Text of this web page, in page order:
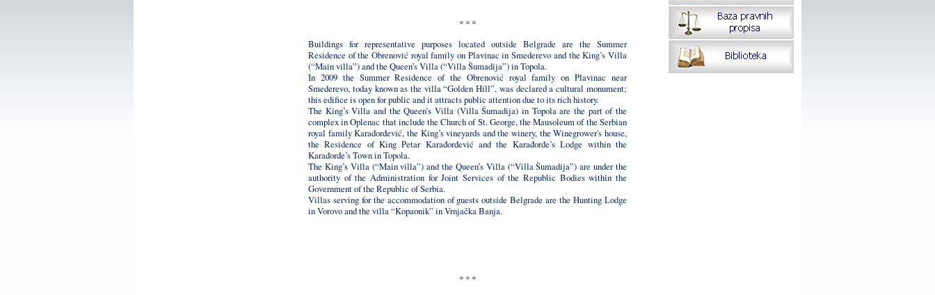
* * *
Buildings for representative purposes located outside Belgrade are the Summer
Residence of the Obrenović royal family on Plavinac in Smederevo and the King’s Villa
(“Main villa”) and the Queen’s Villa (“Villa Šumadija”) in Topola.
In 2009 the Summer Residence of the Obrenović royal family on Plavinac near
Smederevo, today known as the villa “Golden Hill”, was declared a cultural monument;
this edifice is open for public and it attracts public attention due to its rich history.
The King’s Villa and the Queen’s Villa (Villa Šumadija) in Topola are the part of the
complex in Oplenac that include the Church of St. George, the Mausoleum of the Serbian
royal family Karađorđević, the King’s vineyards and the winery, the Winegrower's house,
the Residence of King Petar Karađorđević and the Karađorđe’s Lodge within the
Karađorđe’s Town in Topola.
The King’s Villa (“Main villa”) and the Queen’s Villa (“Villa Šumadija”) are under the
authority of the Administration for Joint Services of the Republic Bodies within the
Government of the Republic of Serbia.
Villas serving for the accommodation of guests outside Belgrade are the Hunting Lodge
in Vorovo and the villa “Kopaonik” in Vrnjačka Banja.
* * *